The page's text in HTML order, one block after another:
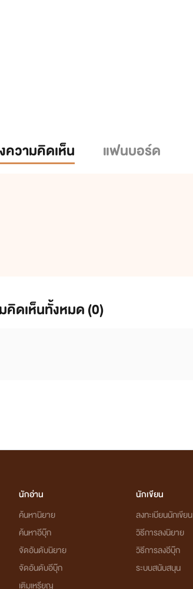
ความคิดเห็น แฟนบอร์ด
คิดเห็นทั้งหมด (0)
นักอ่าน
ค้นหานิยาย
ค้นหาอีบุ๊ก
จัดอันดับนิยาย
จัดอันดับอีบุ๊ก
เติมเหรียญ
นักเขียน
ลงทะเบียนนักเขียน
วิธีการลงนิยาย
วิธีการลงอีบุ๊ก
ระบบสนับสนุน